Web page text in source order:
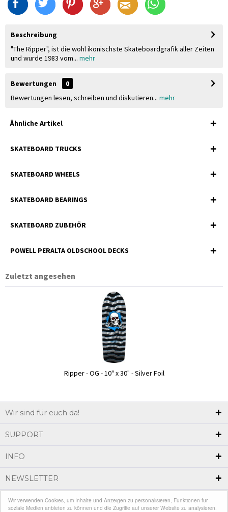
Wir verwenden Cookies, um Inhalte und Anzeigen zu personalisieren, Funktionen für
soziale Medien anbieten zu können und die Zugriffe auf unserer Website zu analysieren.
Beschreibung
"The Ripper", ist die wohl ikonischste Skateboardgrafik aller Zeiten
und wurde 1983 vom... mehr
Bewertungen
0
Bewertungen lesen, schreiben und diskutieren... mehr
Ähnliche Artikel
SKATEBOARD TRUCKS
SKATEBOARD WHEELS
SKATEBOARD BEARINGS
SKATEBOARD ZUBEHÖR
POWELL PERALTA OLDSCHOOL DECKS
Zuletzt angesehen
Ripper - OG - 10" x 30" - Silver Foil
Wir sind für euch da!
SUPPORT
INFO
NEWSLETTER
* Alle Preise inkl. gesetzl. Mehrwertsteuer zzgl.Versandkostenund ggf.